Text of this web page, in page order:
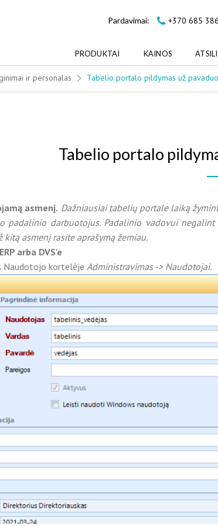
Pardavimai: +370 685
PRODUKTAI KAINOS
ir personalas Tabelio portalo pildymas už
Tabelio portalo
asmenį. Dažniausiai tabelių portale laiką
padalinio darbuotojus. Padalinio vadovui
asmenį rasite aprašymą žemiau.
arba DVS'e
Naudotojo kortelėje Administravimas -> Naudotojai.